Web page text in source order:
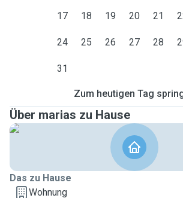
17 18 19 20 21
24 25 26 27 28
31
Zum heutigen Tag
Über marias zu Hause
Das zu Hause
Wohnung